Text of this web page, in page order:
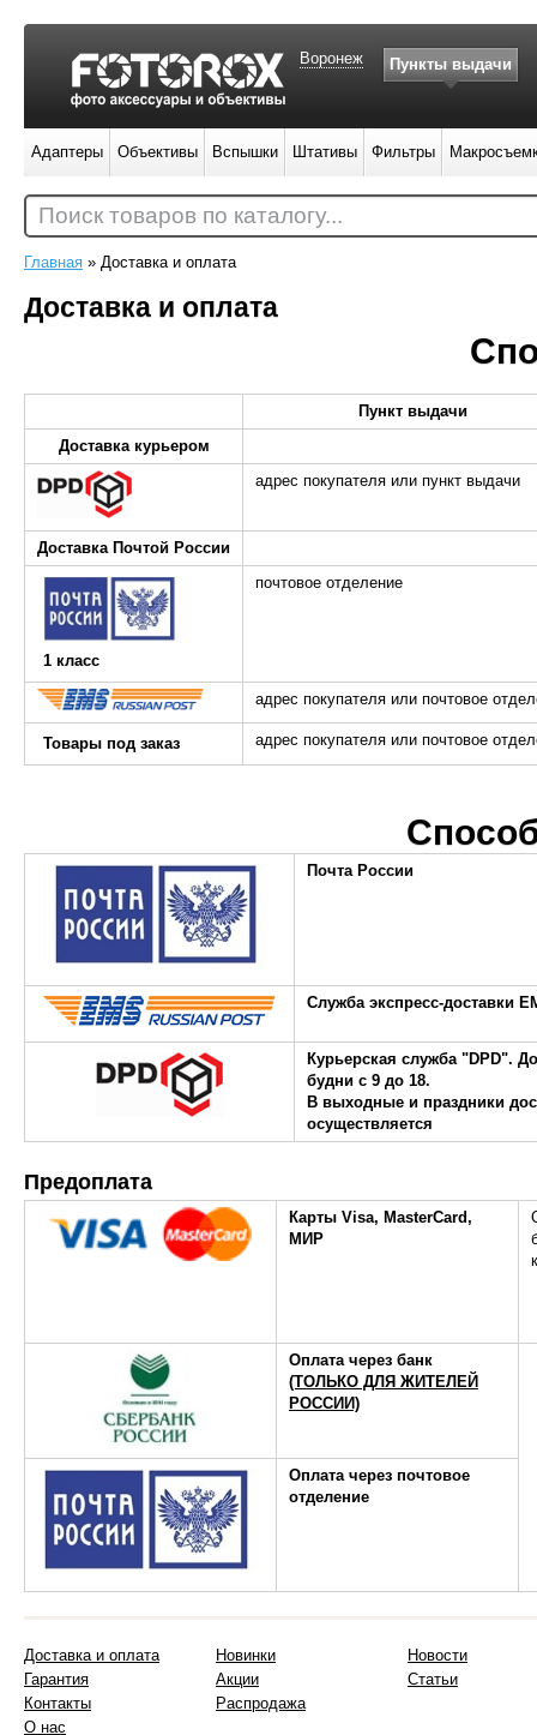
Главная » Доставка и оплата
Доставка и оплата
Пункт выдачи
Доставка курьером
адрес покупателя или пункт выдачи
Доставка Почтой России
1 класс
почтовое отделение
адрес покупателя или почтовое
Товары под заказ адрес покупателя или почтовое
Почта России
Служба экспресс-доставки
Курьерская служба "DPD".
будни с 9 до 18.
В выходные и праздники
осуществляется
Предоплата
Карты Visa, MasterCard,
МИР
Оплата через банк
(ТОЛЬКО ДЛЯ ЖИТЕЛЕЙ
РОССИИ)
Оплата через почтовое
отделение
Воронеж Пункты выдачи
Адаптеры Объективы Вспышки Штативы Фильтры
Поиск товаров по каталогу...
Доставка и оплата
Гарантия
Контакты
О нас
Новинки
Акции
Распродажа
Новости
Статьи